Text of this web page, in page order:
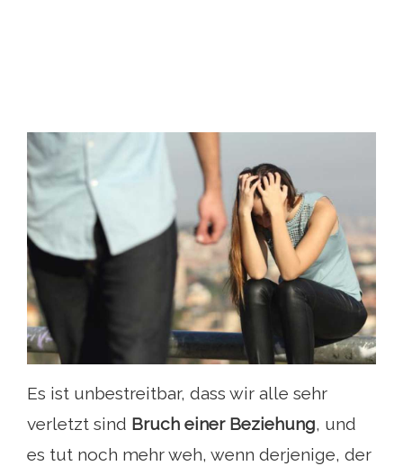
Es ist unbestreitbar, dass wir alle sehr
verletzt sind Bruch einer Beziehung, und
es tut noch mehr weh, wenn derjenige, der